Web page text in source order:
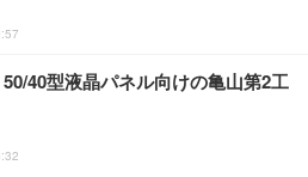
40型液晶パネル向けの亀山第2工